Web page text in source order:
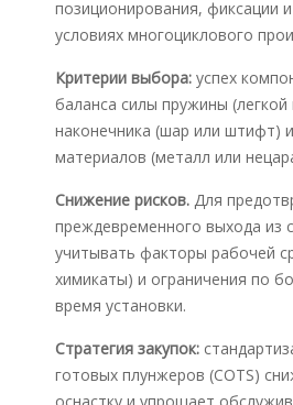
позиционирования, фиксации
условиях многоциклового
Критерии выбора: успех
баланса силы пружины
наконечника (шар или штифт)
материалов (металл или
Снижение рисков. Для
преждевременного выхода из
учитывать факторы рабочей
химикаты) и ограничения по
время установки.
Стратегия закупок:
готовых плунжеров (COTS)